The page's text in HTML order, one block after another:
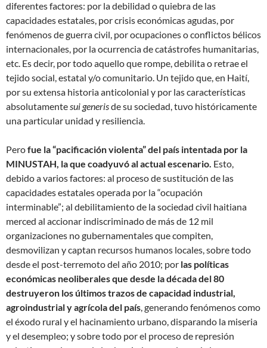
diferentes factores: por la debilidad o quiebra de las
capacidades estatales, por crisis económicas agudas, por
fenómenos de guerra civil, por ocupaciones o conflictos bélicos
internacionales, por la ocurrencia de catástrofes humanitarias,
etc. Es decir, por todo aquello que rompe, debilita o retrae el
tejido social, estatal y/o comunitario. Un tejido que, en Haití,
por su extensa historia anticolonial y por las características
absolutamentesui generisde su sociedad, tuvo históricamente
una particular unidad y resiliencia.
Perofue la “pacificación violenta” del país intentada por la
MINUSTAH, la que coadyuvó al actual escenario. Esto,
debido a varios factores: al proceso de sustitución de las
capacidades estatales operada por la “ocupación
interminable”; al debilitamiento de la sociedad civil haitiana
merced al accionar indiscriminado de más de 12 mil
organizaciones no gubernamentales que compiten,
desmovilizan y captan recursos humanos locales, sobre todo
desde el post-terremoto del año 2010; por las políticas
económicas neoliberales que desde la década del 80
destruyeron los últimos trazos de capacidad industrial,
agroindustrial y agrícola del país, generando fenómenos como
el éxodo rural y el hacinamiento urbano, disparando la miseria
y el desempleo; y sobre todo por el proceso de represión